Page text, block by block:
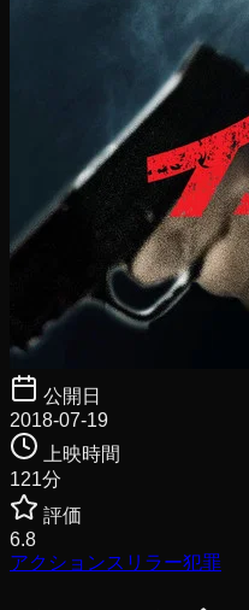
公開日
2018-07-19
上映時間
121分
評価
6.8
アクションスリラー犯罪